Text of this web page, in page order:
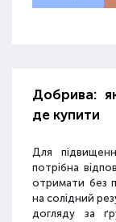
Добрива:
де купити
Для
потрібна
отримати без
на солідний
догляду за